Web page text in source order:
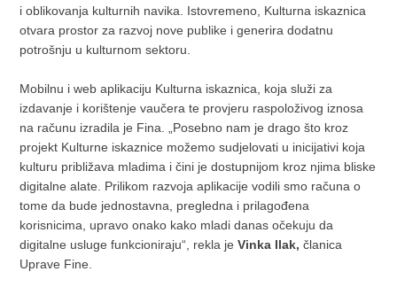
i oblikovanja kulturnih navika. Istovremeno, Kulturna iskaznica
otvara prostor za razvoj nove publike i generira dodatnu
potrošnju u kulturnom sektoru.
Mobilnu i web aplikaciju Kulturna iskaznica, koja služi za
izdavanje i korištenje vaučera te provjeru raspoloživog iznosa
na računu izradila je Fina. „Posebno nam je drago što kroz
projekt Kulturne iskaznice možemo sudjelovati u inicijativi koja
kulturu približava mladima i čini je dostupnijom kroz njima bliske
digitalne alate. Prilikom razvoja aplikacije vodili smo računa o
tome da bude jednostavna, pregledna i prilagođena
korisnicima, upravo onako kako mladi danas očekuju da
digitalne usluge funkcioniraju“, rekla jeVinka Ilak, članica
Uprave Fine.